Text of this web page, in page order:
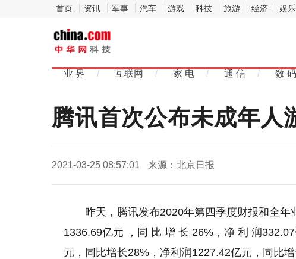
首页 资讯 军事 汽车 游戏 科技 旅游 经济 娱乐
华网科
业 界 / 互联网 / 家 电 / 通 信 / 数 码
腾讯首次公布未成年人
2021-03-25 08:57:01 来源：北京日报
昨天，腾讯发布2020年第四季度财报和全
1336.69亿元 ，同 比 增 长 26%，净 利 润
元，同比增长28%，净利润1227.42亿元，同比增